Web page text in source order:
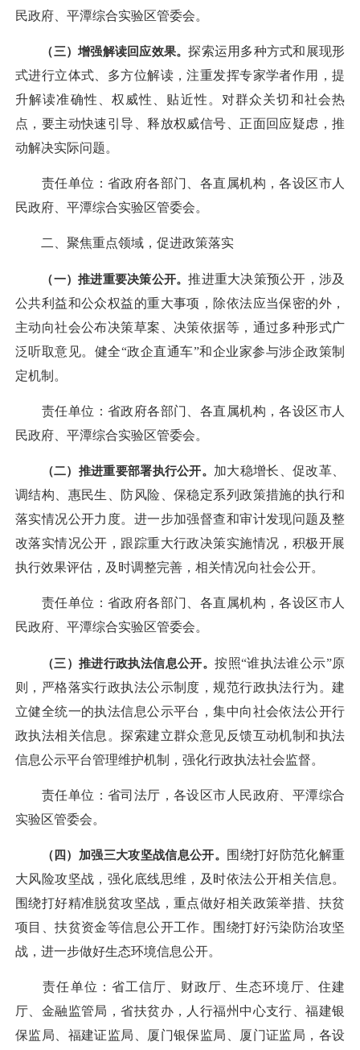
民政府、平潭综合实验区管委会。
（三）增强解读回应效果。探索运用多种方式和展现形
式进行立体式、多方位解读，注重发挥专家学者作用，提
升解读准确性、权威性、贴近性。对群众关切和社会热
点，要主动快速引导、释放权威信号、正面回应疑虑，推
动解决实际问题。
责任单位：省政府各部门、各直属机构，各设区市人
民政府、平潭综合实验区管委会。
二、聚焦重点领域，促进政策落实
（一）推进重要决策公开。推进重大决策预公开，涉及
公共利益和公众权益的重大事项，除依法应当保密的外，
主动向社会公布决策草案、决策依据等，通过多种形式广
泛听取意见。健全“政企直通车”和企业家参与涉企政策制
定机制。
责任单位：省政府各部门、各直属机构，各设区市人
民政府、平潭综合实验区管委会。
（二）推进重要部署执行公开。 加大稳增长、促改革、
调结构、惠民生、防风险、保稳定系列政策措施的执行和
落实情况公开力度。进一步加强督查和审计发现问题及整
改落实情况公开，跟踪重大行政决策实施情况，积极开展
执行效果评估，及时调整完善，相关情况向社会公开。
责任单位：省政府各部门、各直属机构，各设区市人
民政府、平潭综合实验区管委会。
（三）推进行政执法信息公开。按照“谁执法谁公示”原
则，严格落实行政执法公示制度，规范行政执法行为。建
立健全统一的执法信息公示平台，集中向社会依法公开行
政执法相关信息。探索建立群众意见反馈互动机制和执法
信息公示平台管理维护机制，强化行政执法社会监督。
责任单位：省司法厅，各设区市人民政府、平潭综合
实验区管委会。
（四）加强三大攻坚战信息公开。
围绕打好防范化解重
大风险攻坚战，强化底线思维，及时依法公开相关信息。
围绕打好精准脱贫攻坚战，重点做好相关政策举措、扶贫
项目、扶贫资金等信息公开工作。围绕打好污染防治攻坚
战，进一步做好生态环境信息公开。
责任单位：省工信厅、财政厅、生态环境厅、住建
厅、金融监管局，省扶贫办，人行福州中心支行、福建银
保监局、福建证监局、厦门银保监局、厦门证监局，各设